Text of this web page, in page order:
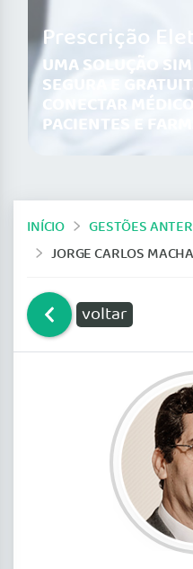
Prescrição
UMA SOLUÇÃO
SEGURA E
CONECTAR
PACIENTES E
INÍCIO
GESTÕES
JORGE CARLOS MACHADO
voltar